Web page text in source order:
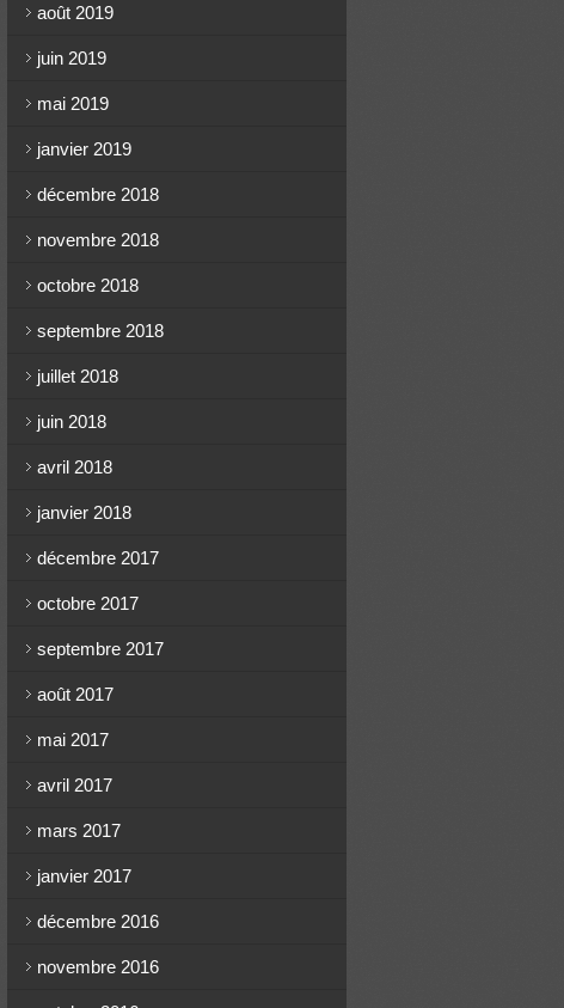
août 2019
juin 2019
mai 2019
janvier 2019
décembre 2018
novembre 2018
octobre 2018
septembre 2018
juillet 2018
juin 2018
avril 2018
janvier 2018
décembre 2017
octobre 2017
septembre 2017
août 2017
mai 2017
avril 2017
mars 2017
janvier 2017
décembre 2016
novembre 2016